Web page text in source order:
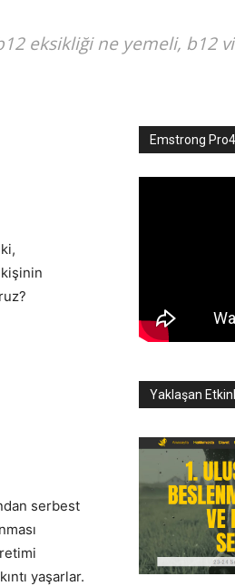
eksikliği ne yemeli, b12
serbest
yaşarlar.
Emstrong Pro4
Yaklaşan